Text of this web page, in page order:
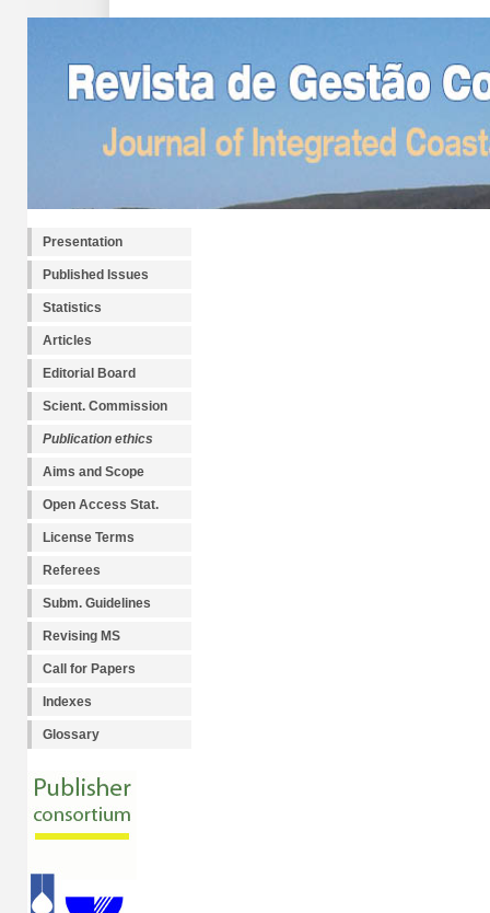
Presentation
Published Issues
Statistics
Articles
Editorial Board
Scient. Commission
Publication ethics
Aims and Scope
Open Access Stat.
License Terms
Referees
Subm. Guidelines
Revising MS
Call for Papers
Indexes
Glossary